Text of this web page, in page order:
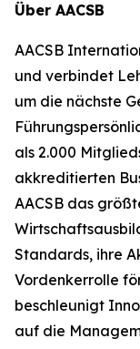
Über AACSB
AACSB
und verbindet
um die nächste
als 2.000
akkreditierten
AACSB das
Standards, ihre
Vordenkerrolle
beschleunigt
auf die